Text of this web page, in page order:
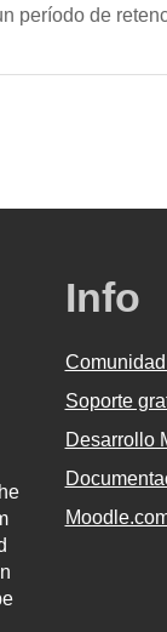
período de
Info
Soporte
Desarrollo